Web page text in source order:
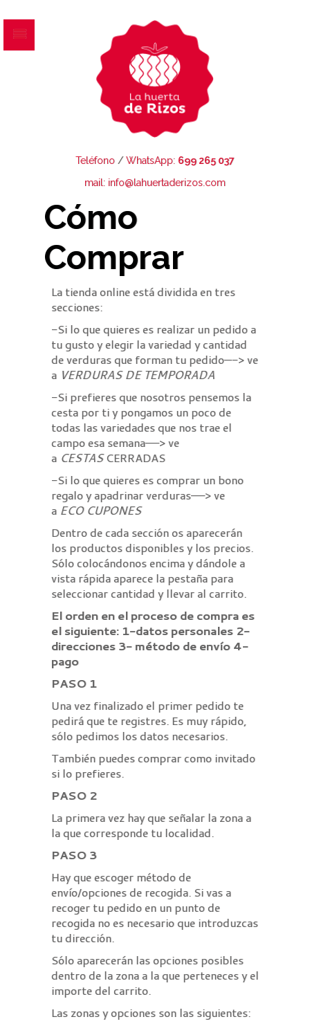
Teléfono /WhatsApp: 699 265 037
mail: info@lahuertaderizos.com
Cómo
Comprar
La tienda online está dividida en tres
secciones:
-Si lo que quieres es realizar un pedido a
tu gusto y elegir la variedad y cantidad
de verduras que forman tu pedido—-> ve
a VERDURAS DE TEMPORADA
-Si prefieres que nosotros pensemos la
cesta por ti y pongamos un poco de
todas las variedades que nos trae el
campo esa semana—–> ve
a CESTASCERRADAS
-Si lo que quieres es comprar un bono
regalo y apadrinar verduras—–> ve
a ECO CUPONES
Dentro de cada sección os aparecerán
los productos disponibles y los precios.
Sólo colocándonos encima y dándole a
vista rápida aparece la pestaña para
seleccionar cantidad y llevar al carrito.
El orden en el proceso de compra es
el siguiente: 1-datos personales 2-
direcciones 3- método de envío 4-
pago
PASO 1
Una vez finalizado el primer pedido te
pedirá que te registres. Es muy rápido,
sólo pedimos los datos necesarios.
También puedes comprar como invitado
si lo prefieres.
PASO 2
La primera vez hay que señalar la zona a
la que corresponde tu localidad.
PASO 3
Hay que escoger método de
envío/opciones de recogida. Si vas a
recoger tu pedido en un punto de
recogida no es necesario que introduzcas
tu dirección.
Sólo aparecerán las opciones posibles
dentro de la zona a la que perteneces y el
importe del carrito.
Las zonas y opciones son las siguientes: